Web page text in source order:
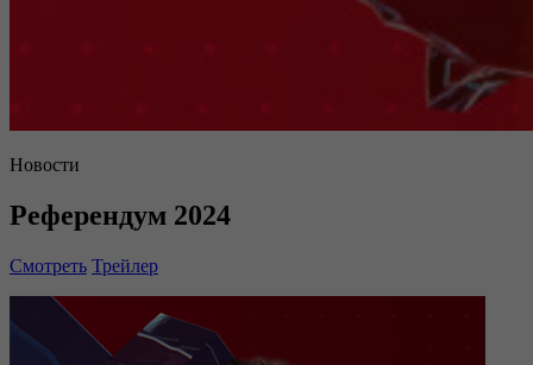
Новости
Референдум 2024
Смотреть Трейлер